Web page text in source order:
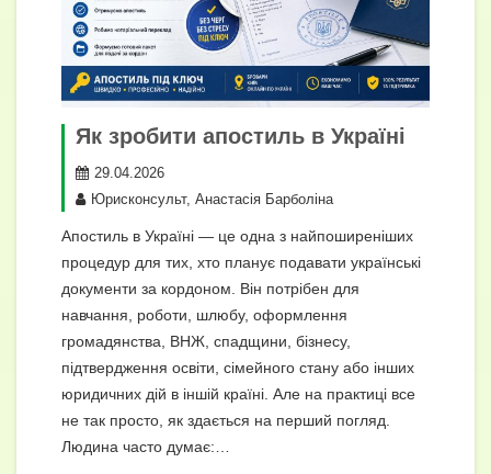
Як зробити апостиль в Україні
29.04.2026
Юрисконсульт, Анастасія Барболіна
Апостиль в Україні — це одна з найпоширеніших
процедур для тих, хто планує подавати українські
документи за кордоном. Він потрібен для
навчання, роботи, шлюбу, оформлення
громадянства, ВНЖ, спадщини, бізнесу,
підтвердження освіти, сімейного стану або інших
юридичних дій в іншій країні. Але на практиці все
не так просто, як здається на перший погляд.
Людина часто думає:…